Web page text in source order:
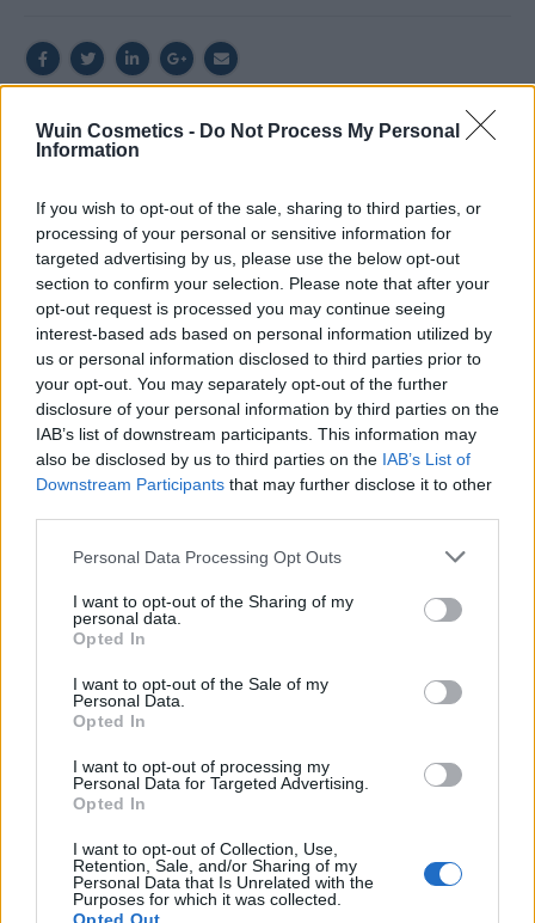
Wuin Cosmetics - Do Not Process My Personal
Information
If you wish to opt-out of the sale, sharing to third parties, or
processing of your personal or sensitive information for
targeted advertising by us, please use the below opt-out
section to confirm your selection. Please note that after your
opt-out request is processed you may continue seeing
interest-based ads based on personal information utilized by
us or personal information disclosed to third parties prior to
your opt-out. You may separately opt-out of the further
disclosure of your personal information by third parties on the
IAB’s list of downstream participants. This information may
also be disclosed by us to third parties on the IAB’s List of
Downstream Participants that may further disclose it to other
Please note that this website/app uses one or more Google
not limited to your visit or usage behaviour. You may click to
grant or deny consent to Google and its third-party tags to
use your data for below specified purposes in below Google
consent section.
Personal Data Processing Opt Outs
I want to opt-out of the Sharing of my
personal data.
Opted In
I want to opt-out of the Sale of my
Personal Data.
Opted In
I want to opt-out of processing my
Personal Data for Targeted Advertising.
Opted In
I want to opt-out of Collection, Use,
Retention, Sale, and/or Sharing of my
Personal Data that Is Unrelated with the
Purposes for which it was collected.
DESCRIPCIÓN
Elmango metálico Pollié para lima rectaestá
fabricado enacero inoxidable de primera calidad
utiliza con el recambio de lima adhesivo recta deun solo
uso
Este sistema de recambios adhesivos es ideal para tener
siempre la lima
esterilizada
ofreciendo a tu cliente la
máxima higiene.
Se puededesinfectaren el esterilizadoro amano
DETALLES:
Fabricado en acero inoxidable
Desinfección en esterilizador o a mano
Longitud 17,8cm y ancho 2 cm
INFORMACIÓN ADICIONAL
VALORACIONES (0)
TAMBIÉN TE RECOMENDAMOS…